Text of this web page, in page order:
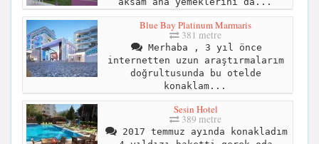
Blue Bay Platinum Marmaris
381 metre
Merhaba , 3 yıl önce
internetten uzun araştırmalarım
doğrultusunda bu otelde
konaklam...
Sesin Hotel
389 metre
2017 temmuz ayında konakladım